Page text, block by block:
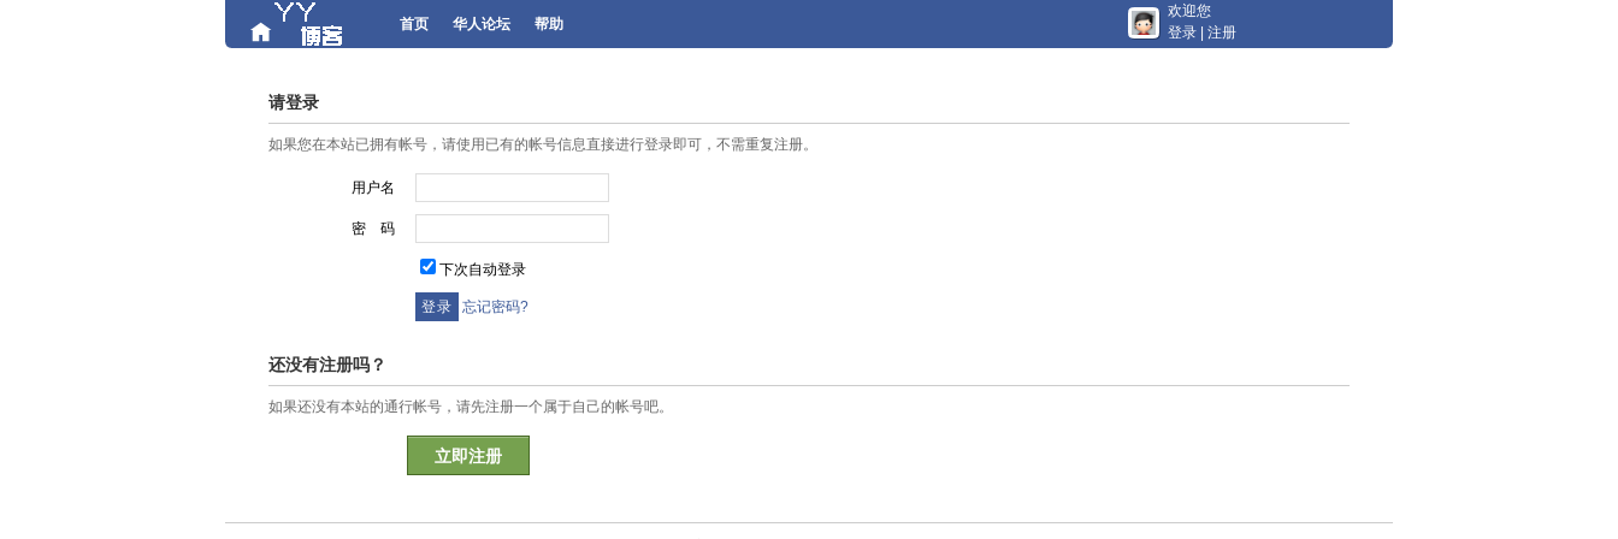
首页 华人论坛 帮助
欢迎您
登录
注册
请登录
如果您在本站已拥有帐号，请使用已有的帐号信息直接进行登录即可，不需重复注册。
用户名
密 码
下次自动登录
忘记密码?
还没有注册吗？
如果还没有本站的通行帐号，请先注册一个属于自己的帐号吧。
立即注册